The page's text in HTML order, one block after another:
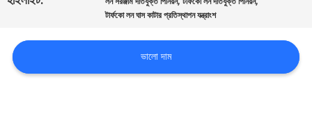
উদ্ধৃতির
জন্য
টার্ফকো লন ঘাস কাটার প্রতিস্থাপন যন্ত্রাংশ
ভালো দাম